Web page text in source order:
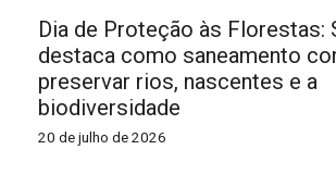
Dia de Proteção às Florestas:
destaca como saneamento
preservar rios, nascentes e a
biodiversidade
20 de julho de 2026